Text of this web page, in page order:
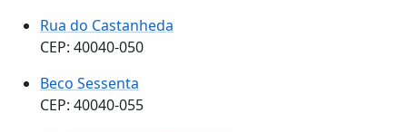
Rua do Castanheda
CEP: 40040-050
Beco Sessenta
CEP: 40040-055